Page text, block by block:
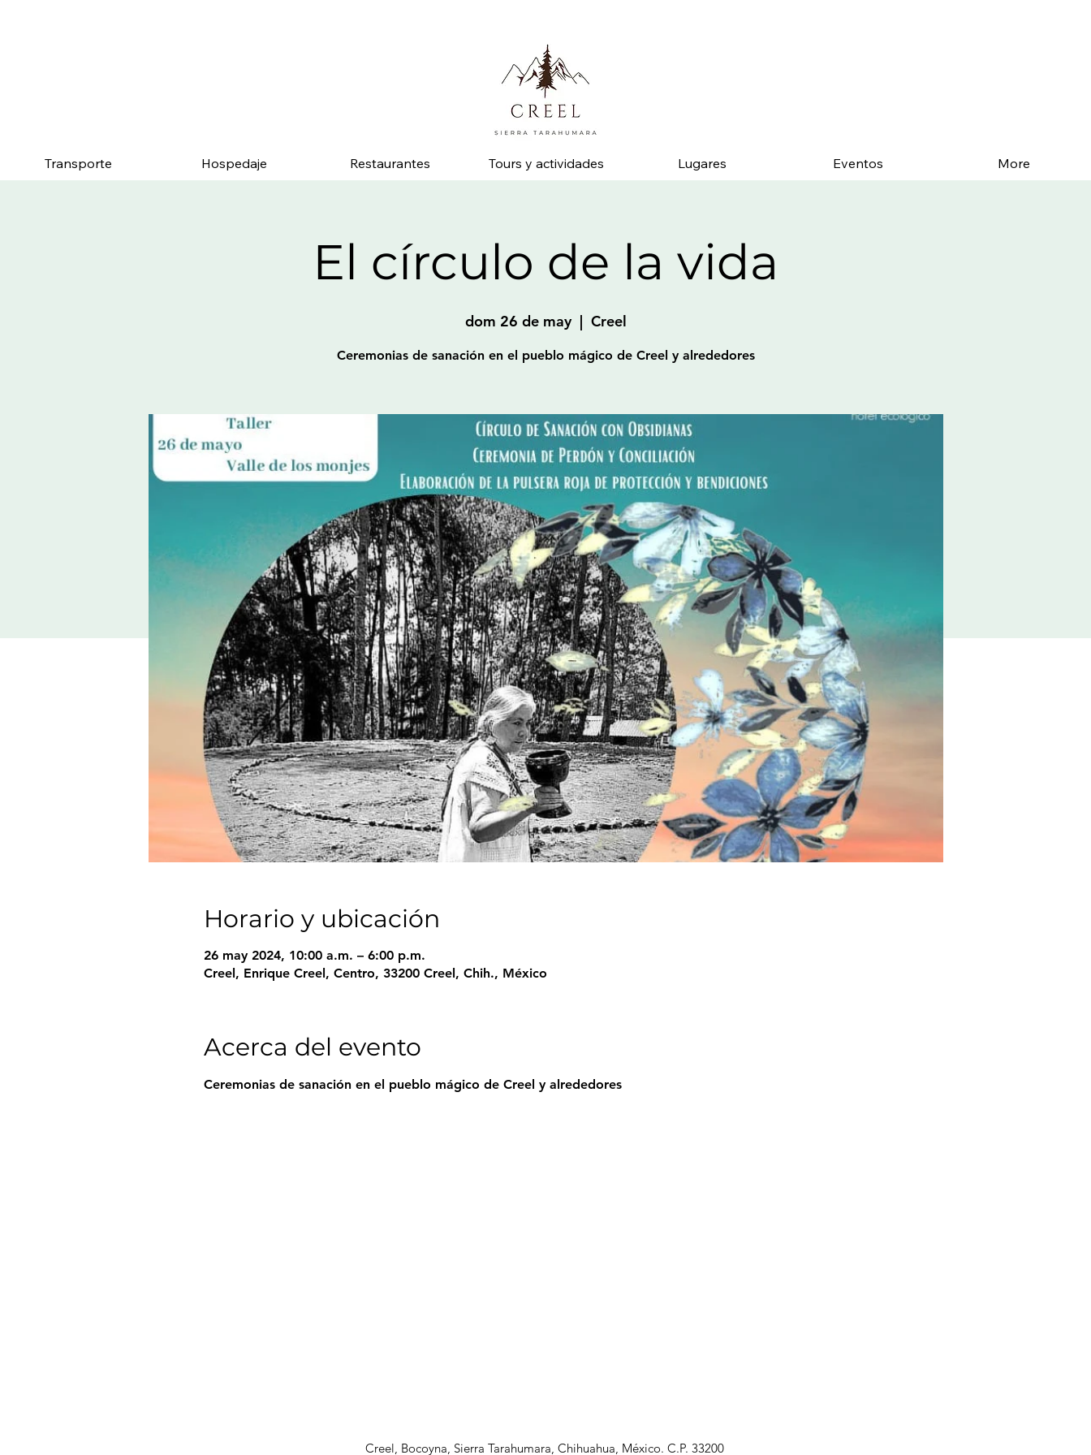
Transporte Hospedaje Restaurantes Tours y actividades Lugares Eventos More
El círculo de la vida
dom 26 de may
  |
Creel
Ceremonias de sanación en el pueblo mágico de Creel y alrededores
Horario y ubicación
26 may 2024, 10:00 a.m. – 6:00 p.m.
Creel, Enrique Creel, Centro, 33200 Creel, Chih., México
Acerca del evento
Ceremonias de sanación en el pueblo mágico de Creel y alrededores
Creel, Bocoyna, Sierra Tarahumara, Chihuahua, México. C.P. 33200